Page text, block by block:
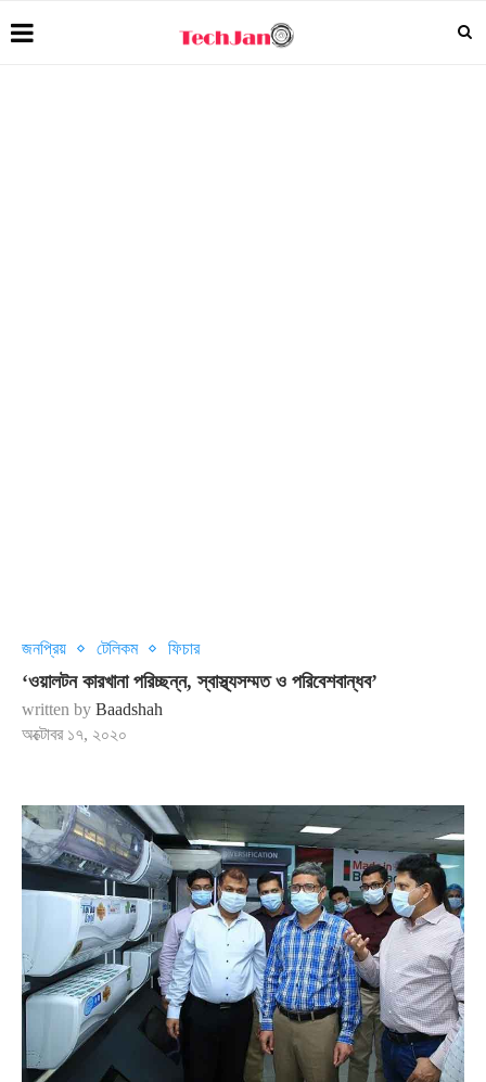
জনপ্রিয় টেলিকম ফিচার
‘ওয়ালটন কারখানা পরিচ্ছন্ন, স্বাস্থ্যসম্মত ও পরিবেশবান্ধব’
written by Baadshah
অক্টোবর ১৭, ২০২০